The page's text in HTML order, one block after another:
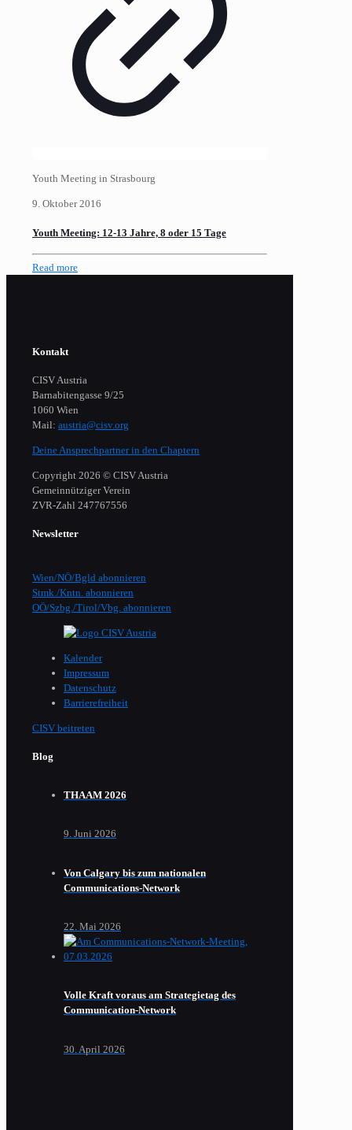
Youth Meeting in Strasbourg
9. Oktober 2016
Youth Meeting: 12-13 Jahre, 8 oder 15 Tage
Read more
Kontakt
CISV Austria
Barnabitengasse 9/25
1060 Wien
Mail: austria@cisv.org
Deine Ansprechpartner in den Chaptern
Copyright 2026 © CISV Austria
Gemeinnütziger Verein
​ZVR-Zahl 247767556
Newsletter
Wien/NÖ/Bgld abonnieren
Stmk./Kntn. abonnieren
OÖ/Szbg./Tirol/Vbg. abonnieren
Kalender
Impressum
Datenschutz
Barrierefreiheit
CISV beitreten
Blog
THAAM 2026
9. Juni 2026
Von Calgary bis zum nationalen
Communications-Network
22. Mai 2026
Volle Kraft voraus am Strategietag des
Communication-Network
30. April 2026